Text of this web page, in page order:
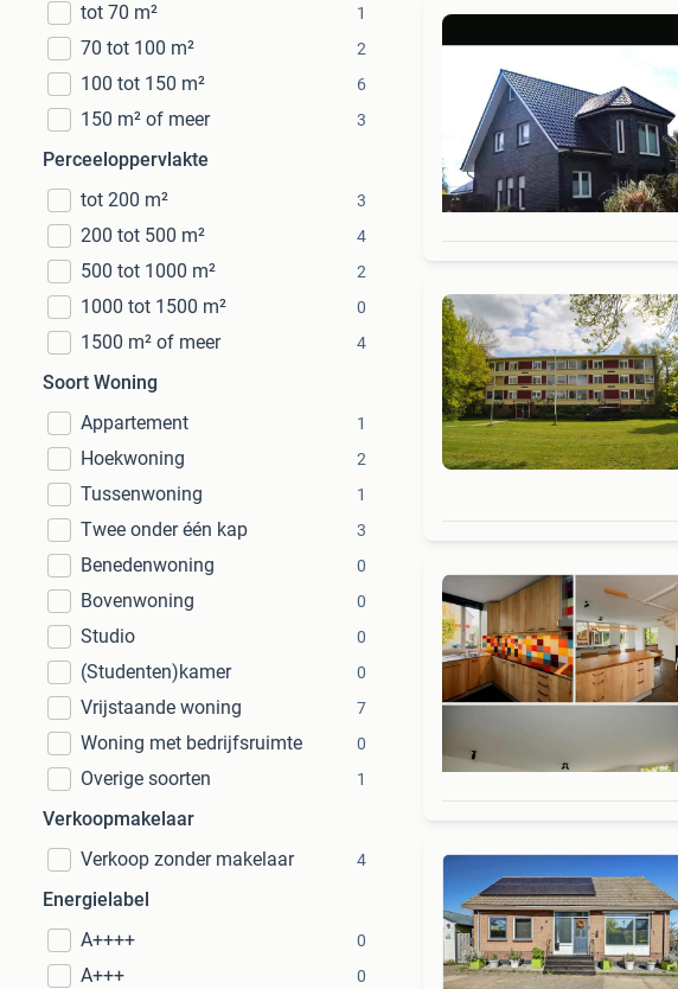
tot 70 m²
1
70 tot 100 m² 2
100 tot 150 m² 6
150 m² of meer 3
Perceeloppervlakte
tot 200 m²
3
200 tot 500 m² 4
500 tot 1000 m² 2
1000 tot 1500 m² 0
1500 m² of meer 4
Soort Woning
Appartement
1
Hoekwoning 2
Tussenwoning 1
Twee onder één kap 3
Benedenwoning 0
Bovenwoning 0
Studio 0
(Studenten)kamer 0
Vrijstaande woning 7
Woning met bedrijfsruimte 0
Overige soorten 1
Verkoopmakelaar
Verkoop zonder makelaar
4
Energielabel
A++++
0
A+++ 0